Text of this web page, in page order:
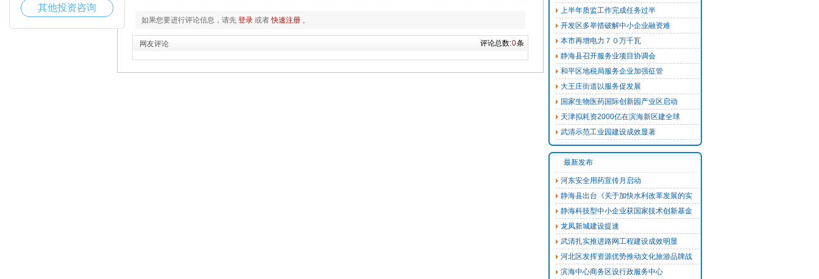
如果您要进行评论信息，请先 登录 或者快速注册 。
评论总数:0条
网友评论
上半年质监工作完成任务过半
开发区多举措破解中小企业融资难
本市再增电力７０万千瓦
静海县召开服务业项目协调会
和平区地税局服务企业加强征管
大王庄街道以服务促发展
国家生物医药国际创新园产业区启动
天津拟耗资2000亿在滨海新区建全球
武清示范工业园建设成效显著
最新发布
河东安全用药宣传月启动
静海县出台《关于加快水利改革发展的实
静海科技型中小企业获国家技术创新基金
龙凤新城建设提速
武清扎实推进路网工程建设成效明显
河北区发挥资源优势推动文化旅游品牌战
滨海中心商务区设行政服务中心
其他投资咨询